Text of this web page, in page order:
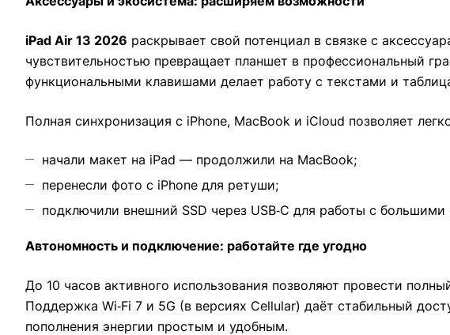
iPad Air 13 2026 раскрывает свой потенциал в связке с
чувствительностью превращает планшет в профессиональный
функциональными клавишами делает работу с текстами и
Полная синхронизация с iPhone, MacBook и iCloud позволяет
начали макет на iPad — продолжили на MacBook;
перенесли фото с iPhone для ретуши;
подключили внешний SSD через USB‑C для работы с
Автономность и подключение: работайте где угодно
До 10 часов активного использования позволяют провести
Поддержка Wi‑Fi 7 и 5G (в версиях Cellular) даёт стабильный
пополнения энергии простым и удобным.